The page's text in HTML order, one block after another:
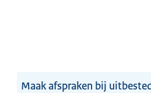
Maak afspraken bij